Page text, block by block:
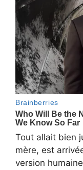
Tout allait bien
mère, est
version